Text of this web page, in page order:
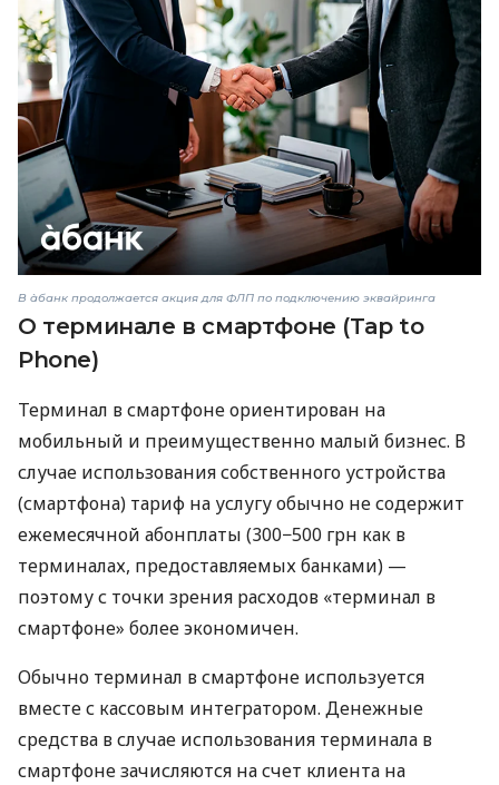
В àбанк продолжается акция для ФЛП по подключению эквайринга
О терминале в смартфоне (Tap to
Phone)
Терминал в смартфоне ориентирован на
мобильный и преимущественно малый бизнес. В
случае использования собственного устройства
(смартфона) тариф на услугу обычно не содержит
ежемесячной абонплаты (300−500 грн как в
терминалах, предоставляемых банками) —
поэтому с точки зрения расходов «терминал в
смартфоне» более экономичен.
Обычно терминал в смартфоне используется
вместе с кассовым интегратором. Денежные
средства в случае использования терминала в
смартфоне зачисляются на счет клиента на